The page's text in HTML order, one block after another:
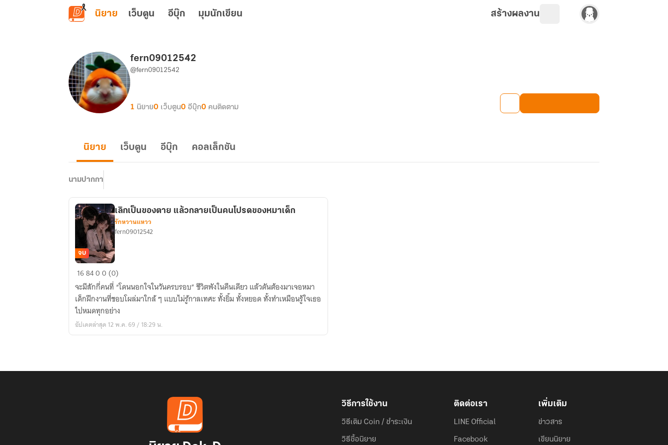
ข้ามไปยังเนื้อหาหลัก
นิยาย เว็บตูน อีบุ๊ก มุมนักเขียน สร้างผลงาน
fern09012542
@fern09012542
1 นิยาย0 เว็บตูน0 อีบุ๊ก0 คนติดตาม
นิยาย เว็บตูน อีบุ๊ก คอลเล็กชัน
นามปากกา
เลิก
เป็น
ของ
ตาย
แล้วก
ลาย
จบ
เลิกเป็นของตาย แล้วกลายเป็นคนโปรดของหมาเด็ก
รักหวานแหวว
fern09012542
168400 (0)
จะมีสักกี่คนที่ “โดนนอกใจในวันครบรอบ” ชีวิตพังในคืนเดียว แล้วดันต้องมาเจอหมา
เด็กฝึกงานที่ชอบโผล่มาใกล้ ๆ แบบไม่รู้กาลเทศะ ทั้งยิ้ม ทั้งหยอด ทั้งทำเหมือนรู้ใจเธอ
ไปหมดทุกอย่าง
อัปเดตล่าสุด 12 พ.ค. 69 / 18:29 น.
วิธีการใช้งาน
วิธีเติม Coin / ชำระเงิน
วิธีซื้อนิยาย
ติดต่อเรา
LINE Official
Facebook
เพิ่มเติม
ข่าวสาร
เขียนนิยาย